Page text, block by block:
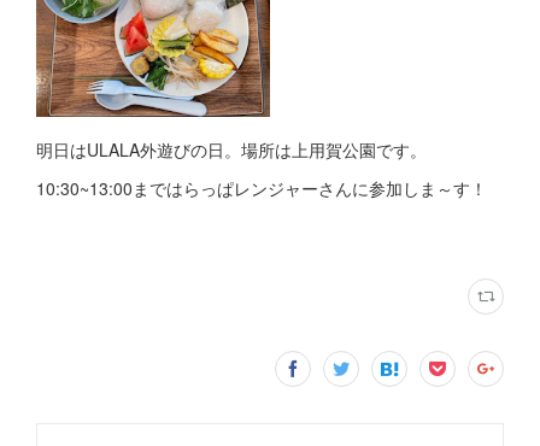
明日はULALA外遊びの日。場所は上用賀公園です。
10:30~13:00まではらっぱレンジャーさんに参加しま～す！